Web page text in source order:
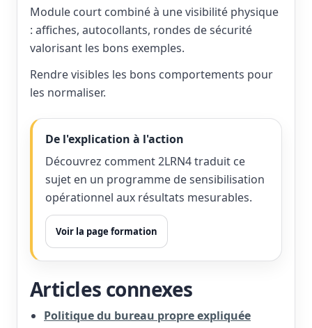
Module court combiné à une visibilité physique
: affiches, autocollants, rondes de sécurité
valorisant les bons exemples.
Rendre visibles les bons comportements pour
les normaliser.
De l'explication à l'action
Découvrez comment 2LRN4 traduit ce
sujet en un programme de sensibilisation
opérationnel aux résultats mesurables.
Voir la page formation
Articles connexes
Politique du bureau propre expliquée